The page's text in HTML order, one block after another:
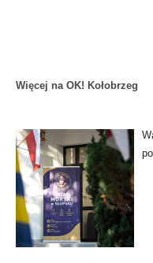
Więcej na OK! Kołobrzeg